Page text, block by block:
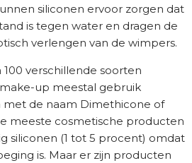
siliconen ervoor zorgen dat
is tegen water en dragen de
verlengen van de wimpers.
verschillende soorten
up meestal gebruik
met de naam Dimethicone of
meeste cosmetische producten
siliconen (1 tot 5 procent) omdat
is. Maar er zijn producten